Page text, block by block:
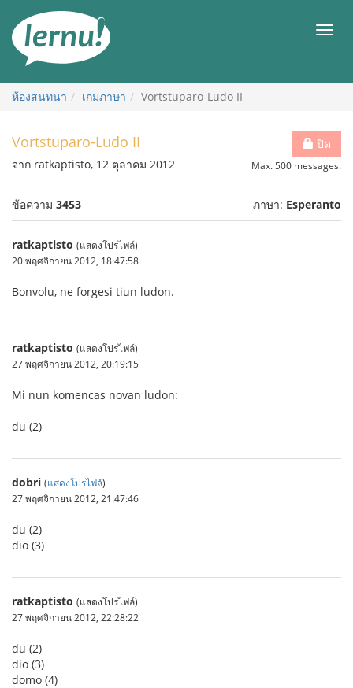
สารบัญ
เมนู
ห้องสนทนา เกมภาษา Vortstuparo-Ludo II
ปิด
Max. 500 messages.
Vortstuparo-Ludo II
จาก ratkaptisto, 12 ตุลาคม 2012
ข้อความ 3453 ภาษา: Esperanto
ratkaptisto (แสดงโปรไฟล์)
20 พฤศจิกายน 2012, 18:47:58
Bonvolu, ne forgesi tiun ludon.
ratkaptisto (แสดงโปรไฟล์)
27 พฤศจิกายน 2012, 20:19:15
Mi nun komencas novan ludon:
du (2)
dobri (แสดงโปรไฟล์)
27 พฤศจิกายน 2012, 21:47:46
du (2)
dio (3)
ratkaptisto (แสดงโปรไฟล์)
27 พฤศจิกายน 2012, 22:28:22
du (2)
dio (3)
domo (4)